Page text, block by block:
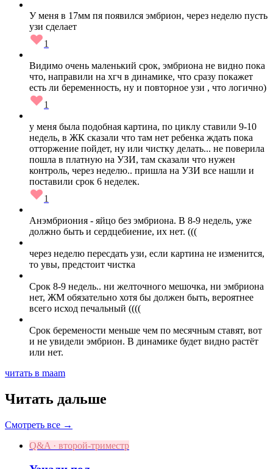
У меня в 17мм пя появился эмбрион, через неделю пусть
узи сделает
1
Видимо очень маленький срок, эмбриона не видно пока
что, направили на хгч в динамике, что сразу покажет
есть ли беременность, ну и повторное узи , что логично)
1
у меня была подобная картина, по циклу ставили 9-10
недель, в ЖК сказали что там нет ребенка ждать пока
отторжение пойдет, ну или чистку делать... не поверила
пошла в платную на УЗИ, там сказали что нужен
контроль, через неделю.. пришла на УЗИ все нашли и
поставили срок 6 неделек.
1
Анэмбриония - яйцо без эмбриона. В 8-9 недель, уже
должно быть и сердцебиение, их нет. (((
через неделю пересдать узи, если картина не изменится,
то увы, предстоит чистка
Срок 8-9 недель.. ни желточного мешочка, ни эмбриона
нет, ЖМ обязательно хотя бы должен быть, вероятнее
всего исход печальный ((((
Срок беремености меньше чем по месячным ставят, вот
и не увидели эмбрион. В динамике будет видно растёт
или нет.
читать в maam
Читать дальше
Смотреть все →
Q&A · второй-триместр